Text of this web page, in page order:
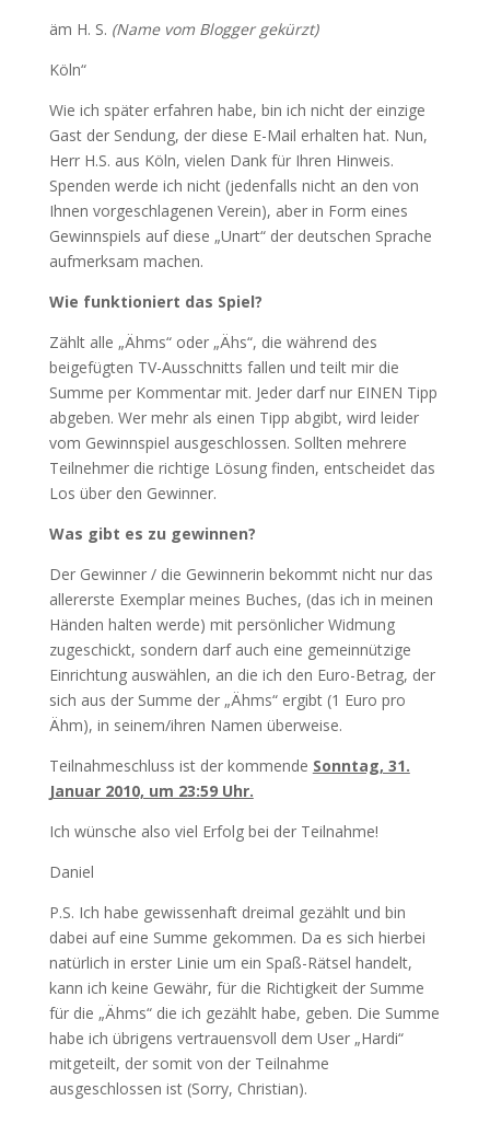
äm H. S. (Name vom Blogger gekürzt)
Köln“
Wie ich später erfahren habe, bin ich nicht der einzige
Gast der Sendung, der diese E-Mail erhalten hat. Nun,
Herr H.S. aus Köln, vielen Dank für Ihren Hinweis.
Spenden werde ich nicht (jedenfalls nicht an den von
Ihnen vorgeschlagenen Verein), aber in Form eines
Gewinnspiels auf diese „Unart“ der deutschen Sprache
aufmerksam machen.
Wie funktioniert das Spiel?
Zählt alle „Ähms“ oder „Ähs“, die während des
beigefügten TV-Ausschnitts fallen und teilt mir die
Summe per Kommentar mit. Jeder darf nur EINEN Tipp
abgeben. Wer mehr als einen Tipp abgibt, wird leider
vom Gewinnspiel ausgeschlossen. Sollten mehrere
Teilnehmer die richtige Lösung finden, entscheidet das
Los über den Gewinner.
Was gibt es zu gewinnen?
Der Gewinner / die Gewinnerin bekommt nicht nur das
allererste Exemplar meines Buches, (das ich in meinen
Händen halten werde) mit persönlicher Widmung
zugeschickt, sondern darf auch eine gemeinnützige
Einrichtung auswählen, an die ich den Euro-Betrag, der
sich aus der Summe der „Ähms“ ergibt (1 Euro pro
Ähm), in seinem/ihren Namen überweise.
Teilnahmeschluss ist der kommende Sonntag, 31.
Januar 2010, um 23:59 Uhr.
Ich wünsche also viel Erfolg bei der Teilnahme!
Daniel
P.S. Ich habe gewissenhaft dreimal gezählt und bin
dabei auf eine Summe gekommen. Da es sich hierbei
natürlich in erster Linie um ein Spaß-Rätsel handelt,
kann ich keine Gewähr, für die Richtigkeit der Summe
für die „Ähms“ die ich gezählt habe, geben. Die Summe
habe ich übrigens vertrauensvoll dem User „Hardi“
mitgeteilt, der somit von der Teilnahme
ausgeschlossen ist (Sorry, Christian).